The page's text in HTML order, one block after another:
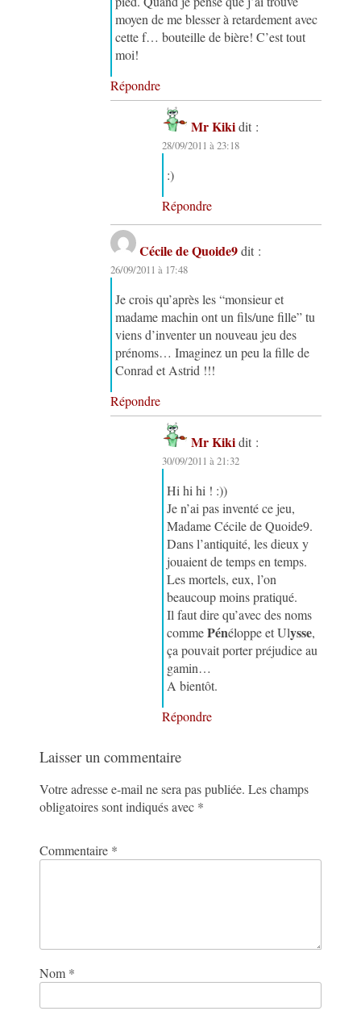
moyen de me blesser à retardement avec
cette f… bouteille de bière! C’est tout
moi!
Répondre
Mr Kiki dit :
28/09/2011 à 23:18
:)
Répondre
Cécile de Quoide9 dit :
26/09/2011 à 17:48
Je crois qu’après les “monsieur et
madame machin ont un fils/une fille” tu
viens d’inventer un nouveau jeu des
prénoms… Imaginez un peu la fille de
Conrad et Astrid !!!
Répondre
Mr Kiki dit :
30/09/2011 à 21:32
Hi hi hi ! :))
Je n’ai pas inventé ce jeu,
Madame Cécile de Quoide9.
Dans l’antiquité, les dieux y
jouaient de temps en temps.
Les mortels, eux, l’on
beaucoup moins pratiqué.
Il faut dire qu’avec des noms
commePénéloppe et Ulysse,
ça pouvait porter préjudice au
gamin…
A bientôt.
Répondre
Laisser un commentaire
Votre adresse e-mail ne sera pas publiée. Les champs
obligatoires sont indiqués avec *
Commentaire *
Nom *